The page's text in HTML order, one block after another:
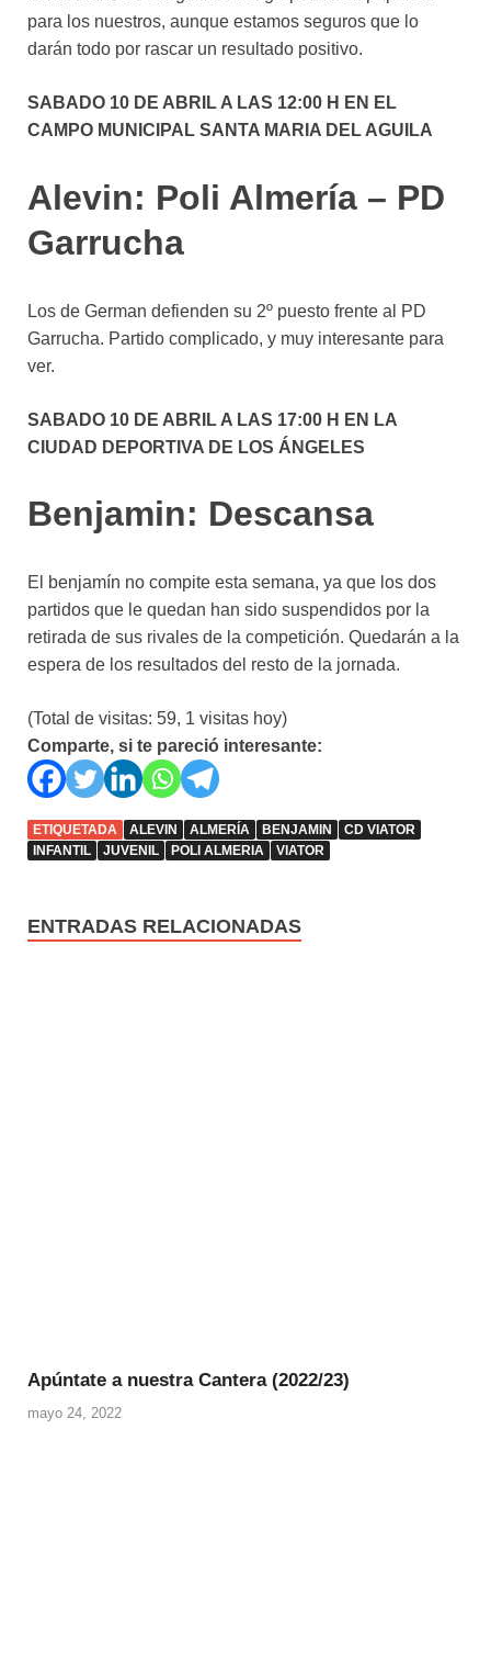
para los nuestros, aunque estamos seguros que lo
darán todo por rascar un resultado positivo.
SABADO 10 DE ABRIL A LAS 12:00 H EN EL
CAMPO MUNICIPAL SANTA MARIA DEL AGUILA
Alevin: Poli Almería – PD
Garrucha
Los de German defienden su 2º puesto frente al PD
Garrucha. Partido complicado, y muy interesante para
ver.
SABADO 10 DE ABRIL A LAS 17:00 H EN LA
CIUDAD DEPORTIVA DE LOS ÁNGELES
Benjamin: Descansa
El benjamín no compite esta semana, ya que los dos
partidos que le quedan han sido suspendidos por la
retirada de sus rivales de la competición. Quedarán a la
espera de los resultados del resto de la jornada.
(Total de visitas: 59, 1 visitas hoy)
Comparte, si te pareció interesante:
ETIQUETADA ALEVIN ALMERÍA BENJAMIN
CD VIATOR
INFANTIL
JUVENIL POLI ALMERIA VIATOR
ENTRADAS RELACIONADAS
Apúntate a nuestra Cantera (2022/23)
mayo 24, 2022